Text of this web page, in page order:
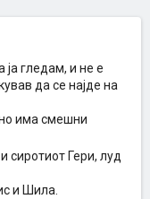
гледам, и не е
да се најде на
има смешни
сиротиот Гери, луд
и Шила.